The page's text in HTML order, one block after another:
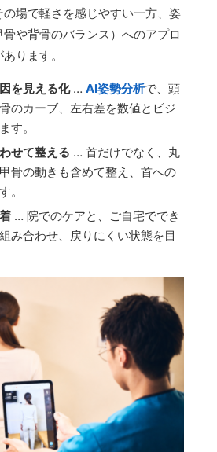
場で軽さを感じやすい一方、姿
や背骨のバランス）へのアプロ
ります。
を見える化…AI姿勢分析で、頭
のカーブ、左右差を数値とビジ
す。
せて整える … 首だけでなく、丸
骨の動きも含めて整え、首への
。
… 院でのケアと、ご自宅ででき
み合わせ、戻りにくい状態を目